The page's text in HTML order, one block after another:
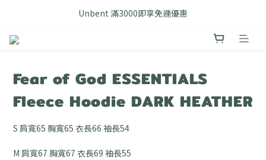
FB搜尋優惠社群 🔎 DOUSHOP 選貨
Unbent 滿3000即享免運優惠
Fear of God ESSENTIALS
Fleece Hoodie DARK HEATHER
S 肩寬65 胸寬65 衣長66 袖長54
M 肩寬67 胸寬67 衣長69 袖長55